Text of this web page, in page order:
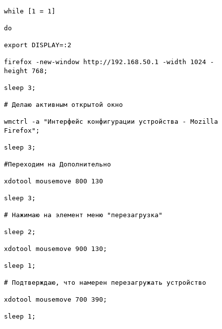
while [1 = 1]
do
export DISPLAY=:2
firefox -new-window http://192.168.50.1 -width 1024 -
height 768;
sleep 3;
# Делаю активным открытой окно
wmctrl -a "Интерфейс конфигурации устройства - Mozilla
Firefox";
sleep 3;
#Переходим на Дополнительно
xdotool mousemove 800 130
sleep 3;
# Нажимаю на элемент меню "перезагрузка"
sleep 2;
xdotool mousemove 900 130;
sleep 1;
# Подтверждаю, что намерен перезагружать устройство
xdotool mousemove 700 390;
sleep 1;